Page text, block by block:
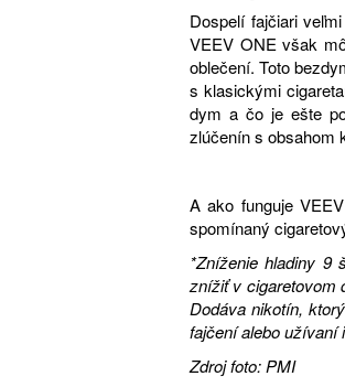
Dospelí fajčiari
VEEV ONE však
oblečení. Toto
s klasickými
dym a čo je ešte
zlúčenín s obsahom
A ako funguje
spomínaný
*Zníženie hladiny 9
znížiť v cigaretovom
Dodáva nikotín,
fajčení alebo užívaní
Zdroj foto: PMI